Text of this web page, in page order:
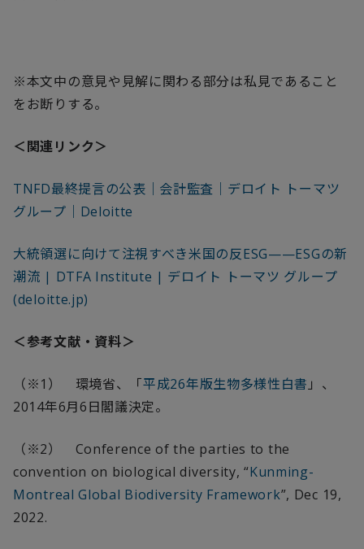
※本文中の意見や見解に関わる部分は私見であること
をお断りする。
＜関連リンク＞
TNFD最終提言の公表｜会計監査｜デロイト トーマツ
グループ｜Deloitte
大統領選に向けて注視すべき米国の反ESG——ESGの新
潮流 | DTFA Institute | デロイト トーマツ グループ
(deloitte.jp)
＜参考文献・資料＞
（※1 ） 環境省、「平成26年版生物多様性白書 」、
2014年6月6日閣議決定。
（※2） Conference of the parties to the
convention on biological diversity, “Kunming-
Montreal Global Biodiversity Framework”, Dec 19,
2022.